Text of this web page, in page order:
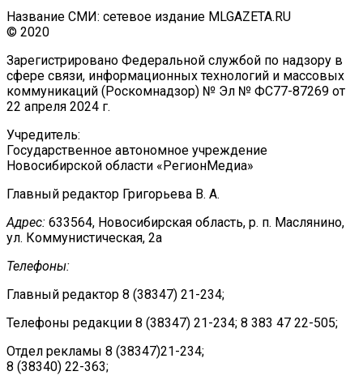
Название СМИ: сетевое издание MLGAZETA.RU
© 2020
Зарегистрировано Федеральной службой по надзору в
сфере связи, информационных технологий и массовых
коммуникаций (Роскомнадзор) № Эл № ФС77-87269 от
22 апреля 2024 г.
Учредитель:
Государственное автономное учреждение
Новосибирской области «РегионМедиа»
Главный редактор Григорьева В. А.
Адрес: 633564, Новосибирская область, р. п. Маслянино,
ул. Коммунистическая, 2а
Телефоны:
Главный редактор 8 (38347) 21-234;
Телефоны редакции 8 (38347) 21-234; 8 383 47 22-505;
Отдел рекламы 8 (38347)21-234;
8 (38340) 22-363;